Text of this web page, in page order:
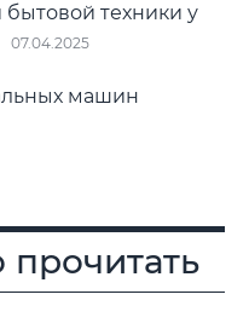
техники у
07.04.2025
машин